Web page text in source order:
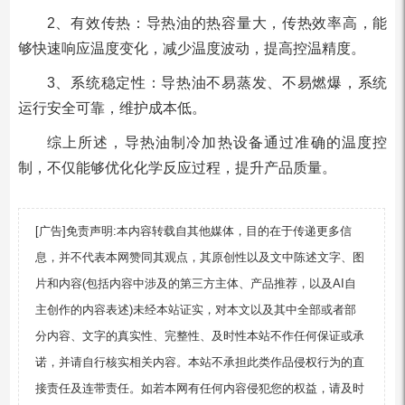
2、有效传热：导热油的热容量大，传热效率高，能
够快速响应温度变化，减少温度波动，提高控温精度。
3、系统稳定性：导热油不易蒸发、不易燃爆，系统
运行安全可靠，维护成本低。
综上所述，导热油制冷加热设备通过准确的温度控
制，不仅能够优化化学反应过程，提升产品质量。
[广告]免责声明:本内容转载自其他媒体，目的在于传递更多信
息，并不代表本网赞同其观点，其原创性以及文中陈述文字、图
片和内容(包括内容中涉及的第三方主体、产品推荐，以及AI自
主创作的内容表述)未经本站证实，对本文以及其中全部或者部
分内容、文字的真实性、完整性、及时性本站不作任何保证或承
诺，并请自行核实相关内容。本站不承担此类作品侵权行为的直
接责任及连带责任。如若本网有任何内容侵犯您的权益，请及时